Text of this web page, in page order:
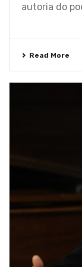
autoria do
Read More